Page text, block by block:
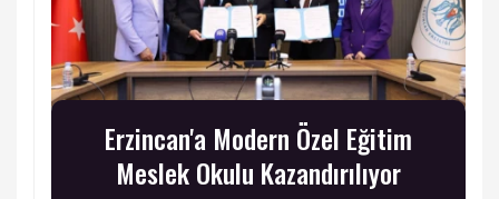
Erzincan'a Modern Özel Eğitim
Meslek Okulu Kazandırılıyor